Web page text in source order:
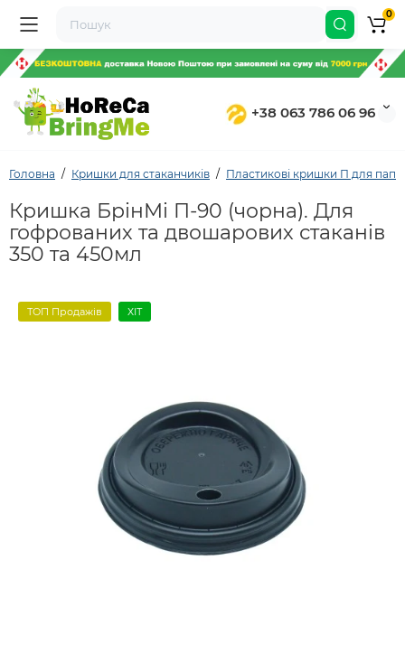
+38 063 786 06 96
0
Головна Кришки для стаканчиків Пластикові кришки П для
Кришка БрінМі П-90 (чорна). Для
гофрованих та двошарових стаканів
350 та 450мл
ТОП Продажів ХІТ